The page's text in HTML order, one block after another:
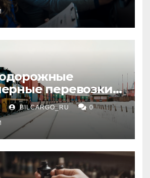
перевозки
в Россию:
сроки и
BILCARGO_RU 0